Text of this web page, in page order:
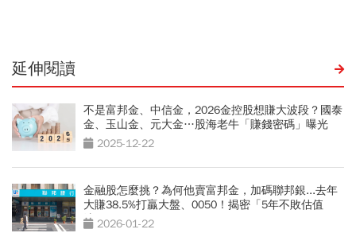
延伸閱讀
不是富邦金、中信金，2026金控股想賺大波段？國泰
金、玉山金、元大金…股海老牛「賺錢密碼」曝光
2025-12-22
金融股怎麼挑？為何他賣富邦金，加碼聯邦銀...去年
大賺38.5%打贏大盤、0050！揭密「5年不敗估值
法」2026-01-22